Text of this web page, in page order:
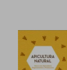
45%
dcto.